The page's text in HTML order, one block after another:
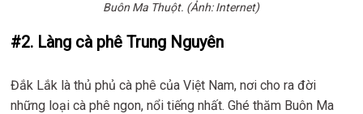
Buôn Ma Thuột. (Ảnh: Internet)
#2. Làng cà phê Trung Nguyên
Đắk Lắk là thủ phủ cà phê của Việt Nam, nơi cho ra đời
những loại cà phê ngon, nổi tiếng nhất. Ghé thăm Buôn Ma